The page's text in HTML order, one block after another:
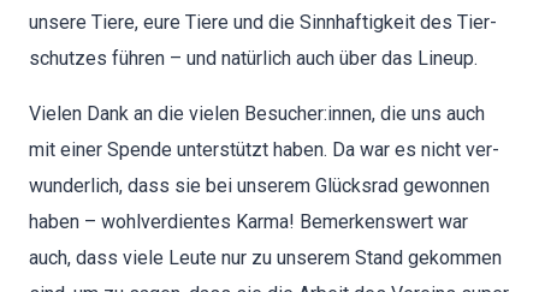
unsere Tiere, eure Tiere und die Sinnhaftigkeit des Tier­
schutzes führen – und natür­lich auch über das Line­up.
Vie­len Dank an die vie­len Besucher:innen, die uns auch
mit ein­er Spende unter­stützt haben. Da war es nicht ver­
wun­der­lich, dass sie bei unserem Glück­srad gewon­nen
haben – wohlver­di­entes Kar­ma! Bemerkenswert war
auch, dass viele Leute nur zu unserem Stand gekom­men